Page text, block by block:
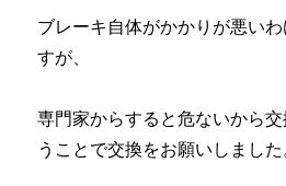
ブレーキ自体がかかりが悪い
すが、
専門家からすると危ないから
うことで交換をお願いしました